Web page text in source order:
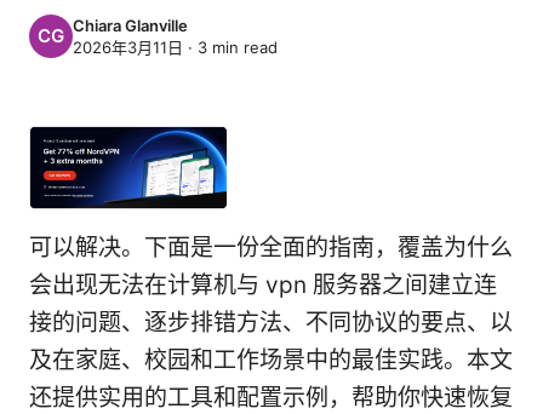
Chiara Glanville
2026年3月11日 · 3 min read
可以解决。下面是一份全面的指南，覆盖为什么
会出现无法在计算机与 vpn 服务器之间建立连
接的问题、逐步排错方法、不同协议的要点、以
及在家庭、校园和工作场景中的最佳实践。本文
还提供实用的工具和配置示例，帮助你快速恢复